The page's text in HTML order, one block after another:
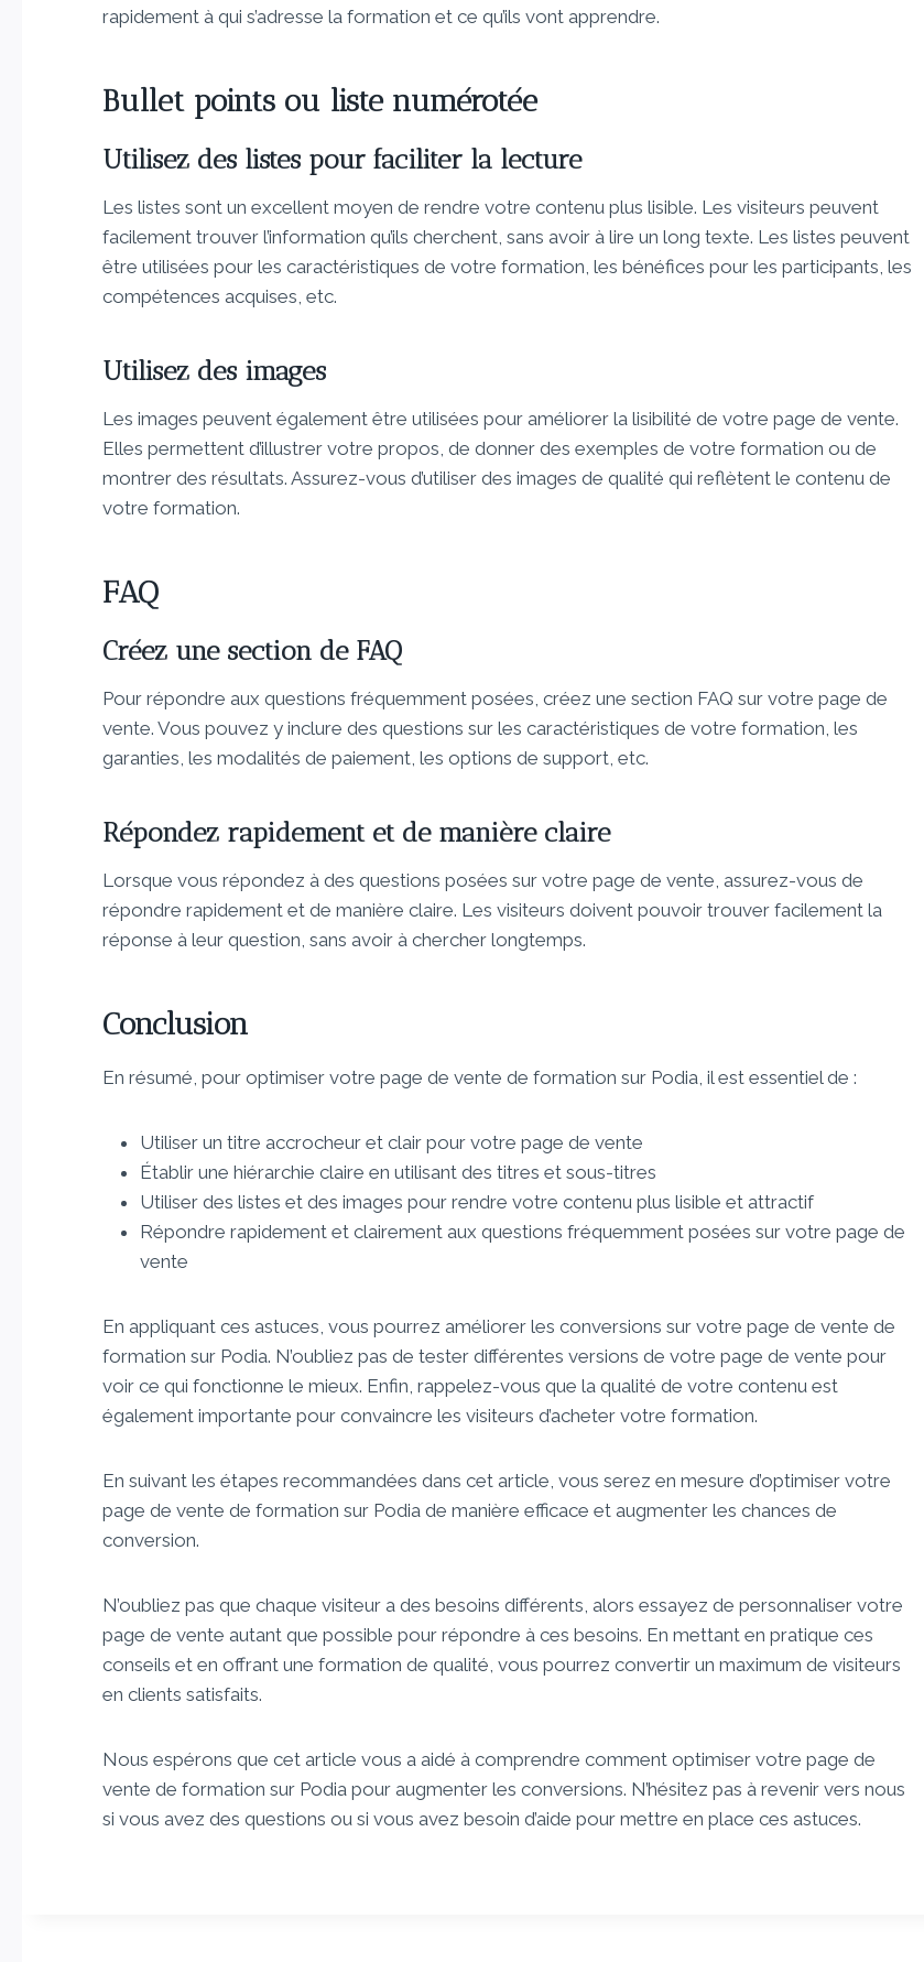
rapidement à qui s’adresse la formation et ce qu’ils vont apprendre.
Bullet points ou liste numérotée
Utilisez des listes pour faciliter la lecture
Les listes sont un excellent moyen de rendre votre contenu plus lisible. Les visiteurs peuvent
facilement trouver l’information qu’ils cherchent, sans avoir à lire un long texte. Les listes peuvent
être utilisées pour les caractéristiques de votre formation, les bénéfices pour les participants, les
compétences acquises, etc.
Utilisez des images
Les images peuvent également être utilisées pour améliorer la lisibilité de votre page de vente.
Elles permettent d’illustrer votre propos, de donner des exemples de votre formation ou de
montrer des résultats. Assurez-vous d’utiliser des images de qualité qui reflètent le contenu de
votre formation.
FAQ
Créez une section de FAQ
Pour répondre aux questions fréquemment posées, créez une section FAQ sur votre page de
vente. Vous pouvez y inclure des questions sur les caractéristiques de votre formation, les
garanties, les modalités de paiement, les options de support, etc.
Répondez rapidement et de manière claire
Lorsque vous répondez à des questions posées sur votre page de vente, assurez-vous de
répondre rapidement et de manière claire. Les visiteurs doivent pouvoir trouver facilement la
réponse à leur question, sans avoir à chercher longtemps.
Conclusion
En résumé, pour optimiser votre page de vente de formation sur Podia, il est essentiel de :
Utiliser un titre accrocheur et clair pour votre page de vente
Établir une hiérarchie claire en utilisant des titres et sous-titres
Utiliser des listes et des images pour rendre votre contenu plus lisible et attractif
Répondre rapidement et clairement aux questions fréquemment posées sur votre page de
vente
En appliquant ces astuces, vous pourrez améliorer les conversions sur votre page de vente de
formation sur Podia. N’oubliez pas de tester différentes versions de votre page de vente pour
voir ce qui fonctionne le mieux. Enfin, rappelez-vous que la qualité de votre contenu est
également importante pour convaincre les visiteurs d’acheter votre formation.
En suivant les étapes recommandées dans cet article, vous serez en mesure d’optimiser votre
page de vente de formation sur Podia de manière efficace et augmenter les chances de
conversion.
N’oubliez pas que chaque visiteur a des besoins différents, alors essayez de personnaliser votre
page de vente autant que possible pour répondre à ces besoins. En mettant en pratique ces
conseils et en offrant une formation de qualité, vous pourrez convertir un maximum de visiteurs
en clients satisfaits.
Nous espérons que cet article vous a aidé à comprendre comment optimiser votre page de
vente de formation sur Podia pour augmenter les conversions. N’hésitez pas à revenir vers nous
si vous avez des questions ou si vous avez besoin d’aide pour mettre en place ces astuces.